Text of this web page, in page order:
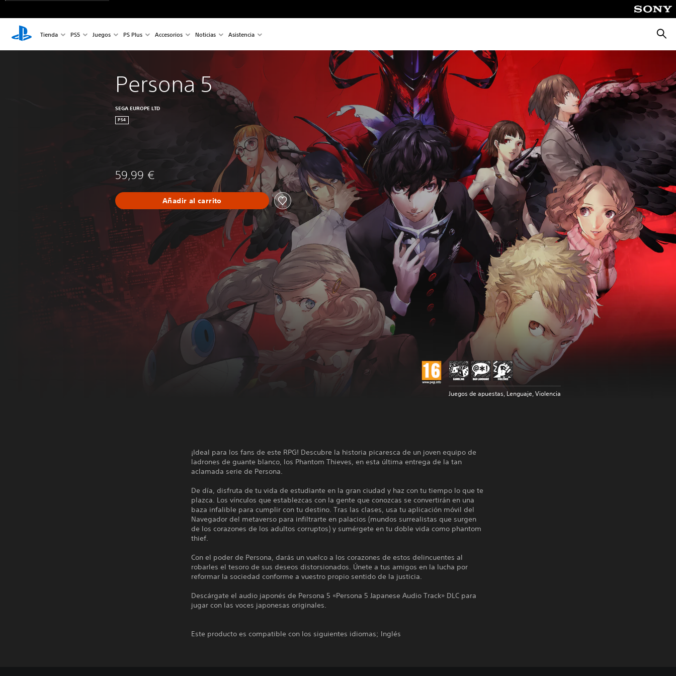
Tienda PS5 Juegos PS Plus Accesorios Noticias Asistencia
Persona 5
SEGA EUROPE LTD
PS4
59,99 €
Añadir al carrito
Juegos de apuestas, Lenguaje, Violencia
¡Ideal para los fans de este RPG! Descubre la historia picaresca de un joven equipo de
ladrones de guante blanco, los Phantom Thieves, en esta última entrega de la tan
aclamada serie de Persona.
De día, disfruta de tu vida de estudiante en la gran ciudad y haz con tu tiempo lo que te
plazca. Los vínculos que establezcas con la gente que conozcas se convertirán en una
baza infalible para cumplir con tu destino. Tras las clases, usa tu aplicación móvil del
Navegador del metaverso para infiltrarte en palacios (mundos surrealistas que surgen
de los corazones de los adultos corruptos) y sumérgete en tu doble vida como phantom
thief.
Con el poder de Persona, darás un vuelco a los corazones de estos delincuentes al
robarles el tesoro de sus deseos distorsionados. Únete a tus amigos en la lucha por
reformar la sociedad conforme a vuestro propio sentido de la justicia.
Descárgate el audio japonés de Persona 5 «Persona 5 Japanese Audio Track» DLC para
jugar con las voces japonesas originales.
Este producto es compatible con los siguientes idiomas; Inglés